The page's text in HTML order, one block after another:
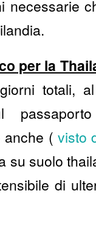
necessarie
per la
totali,
anche ( visto
su suolo
di